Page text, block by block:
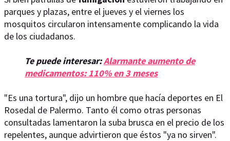
parques y plazas, entre el jueves y el viernes los
mosquitos circularon intensamente complicando la vida
de los ciudadanos.
Te puede interesar:Alarmante aumento de
medicamentos: 110% en 3 meses
"Es una tortura", dijo un hombre que hacía deportes en El
Rosedal de Palermo. Tanto él como otras personas
consultadas lamentaron la suba brusca en el precio de los
repelentes, aunque advirtieron que éstos "ya no sirven".